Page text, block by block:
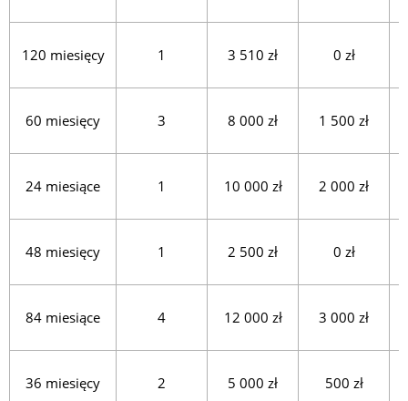
120 miesięcy 1 3 510 zł 0 zł
60 miesięcy 3 8 000 zł 1 500 zł
24 miesiące 1 10 000 zł 2 000 zł
48 miesięcy 1 2 500 zł 0 zł
84 miesiące 4 12 000 zł 3 000 zł
36 miesięcy 2 5 000 zł 500 zł